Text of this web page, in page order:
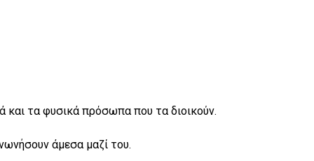
και τα φυσικά πρόσωπα που τα διοικούν.
άμεσα μαζί του.